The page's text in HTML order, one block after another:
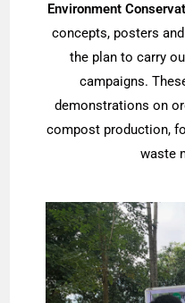
Environment
concepts, posters
the plan to carry
campaigns.
demonstrations on
compost production,
waste